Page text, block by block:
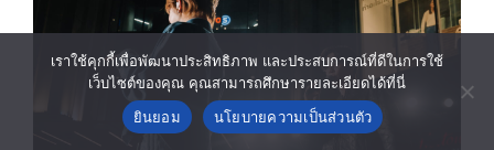
เราใช้คุกกี้เพื่อพัฒนาประสิทธิภาพ และประสบการณ์ที่ดีในการใช้
เว็บไซต์ของคุณ คุณสามารถศึกษารายละเอียดได้ที่นี่
ยินยอม
นโยบายความเป็นส่วนตัว